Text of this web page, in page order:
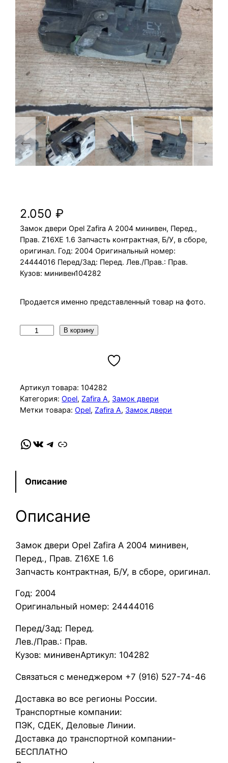
2.050₽
Замок двери Opel Zafira A 2004 минивен, Перед.,
Прав. Z16XE 1.6 Запчасть контрактная, Б/У, в сборе,
оригинал. Год: 2004 Оригинальный номер:
24444016 Перед/Зад: Перед. Лев./Прав.: Прав.
Кузов: минивен104282
Продается именно представленный товар на фото.
ч
е
с
в
о
р
З
а
м
к
д
в
е
р
и
O
e
l
Z
a
f
В корзину
Артикул товара: 104282
Категория:Opel, Zafira A, Замок двери
Метки товара:Opel, Zafira A, Замок двери
WhatsApp VK Telegram Link
Описание
Описание
Замок двери Opel Zafira A 2004 минивен,
Перед., Прав. Z16XE 1.6
Запчасть контрактная, Б/У, в сборе, оригинал.
Год: 2004
Оригинальный номер: 24444016
Перед/Зад: Перед.
Лев./Прав.: Прав.
Кузов: минивенАртикул: 104282
Связаться с менеджером +7 (916) 527-74-46
Доставка во все регионы России.
Транспортные компании:
ПЭК, СДЕК, Деловые Линии.
Доставка до транспортной компании-
БЕСПЛАТНО